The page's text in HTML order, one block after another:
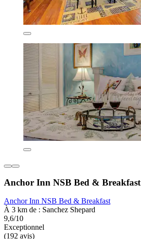
Anchor Inn NSB Bed & Breakfast
Anchor Inn NSB Bed & Breakfast
À 3 km de : Sanchez Shepard
9,6/10
Exceptionnel
(192 avis)